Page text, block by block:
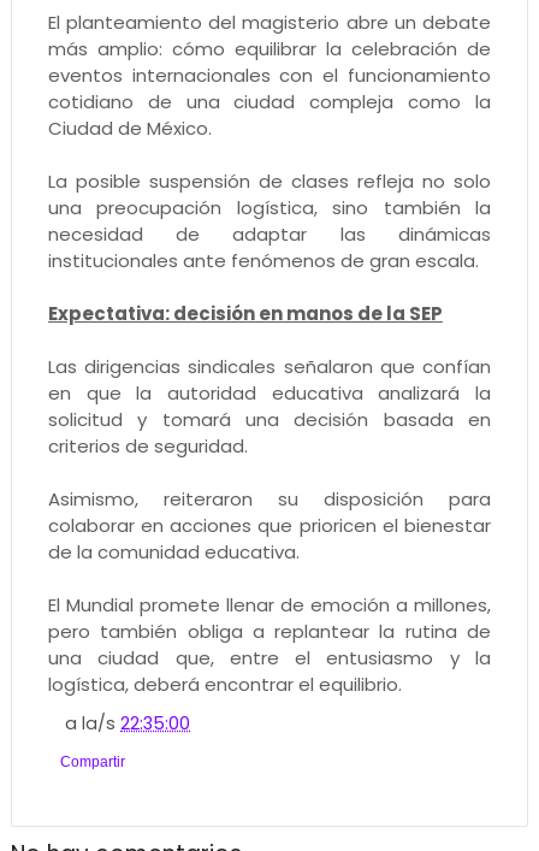
El planteamiento del magisterio abre un debate
más amplio: cómo equilibrar la celebración de
eventos internacionales con el funcionamiento
cotidiano de una ciudad compleja como la
Ciudad de México.
La posible suspensión de clases refleja no solo
una preocupación logística, sino también la
necesidad de adaptar las dinámicas
institucionales ante fenómenos de gran escala.
Expectativa: decisión en manos de la SEP
Las dirigencias sindicales señalaron que confían
en que la autoridad educativa analizará la
solicitud y tomará una decisión basada en
criterios de seguridad.
Asimismo, reiteraron su disposición para
colaborar en acciones que prioricen el bienestar
de la comunidad educativa.
El Mundial promete llenar de emoción a millones,
pero también obliga a replantear la rutina de
una ciudad que, entre el entusiasmo y la
logística, deberá encontrar el equilibrio.
a la/s22:35:00
Compartir